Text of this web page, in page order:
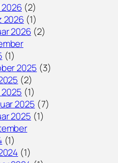
(2)
2026 (1)
2026(2)
(1)
2025 (3)
(2)
(1)
2025 (7)
2025 (1)
(1)
(1)